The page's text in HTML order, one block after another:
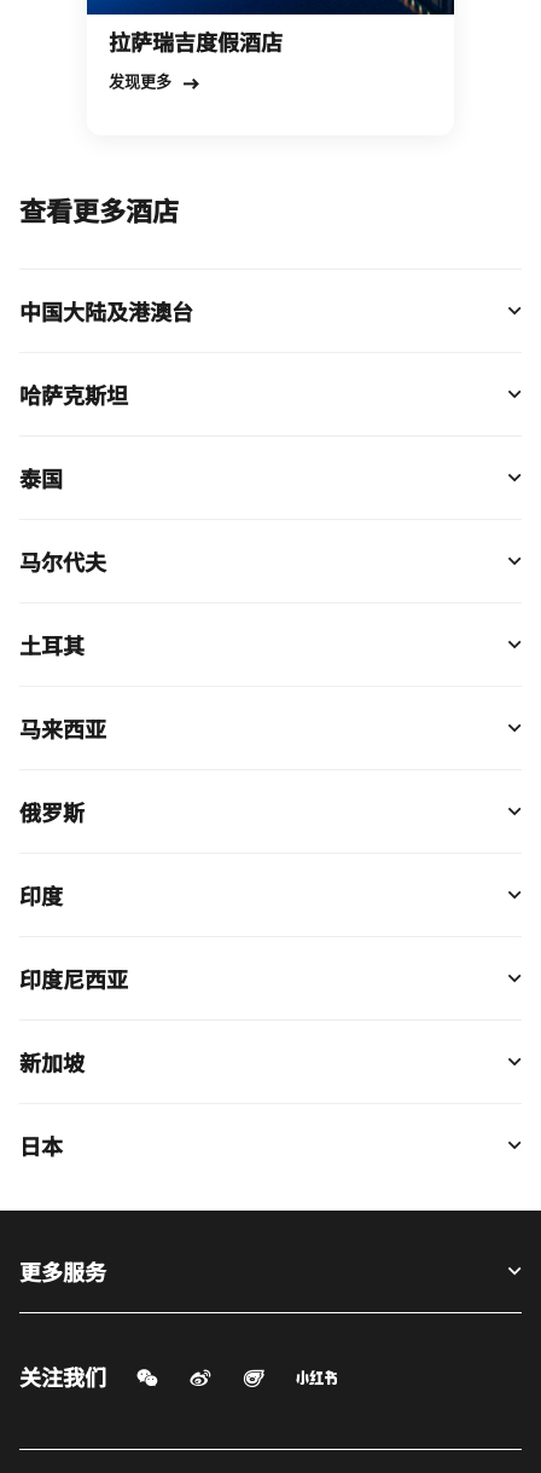
拉萨瑞吉度假酒店
发现更多Open in New Tab
查看更多酒店
中国大陆及港澳台
哈萨克斯坦
泰国
马尔代夫
土耳其
马来西亚
俄罗斯
印度
印度尼西亚
新加坡
日本
更多服务
关注我们 微信扫一扫
微博
打开新窗口
飞猪
打开新窗口打开新窗口